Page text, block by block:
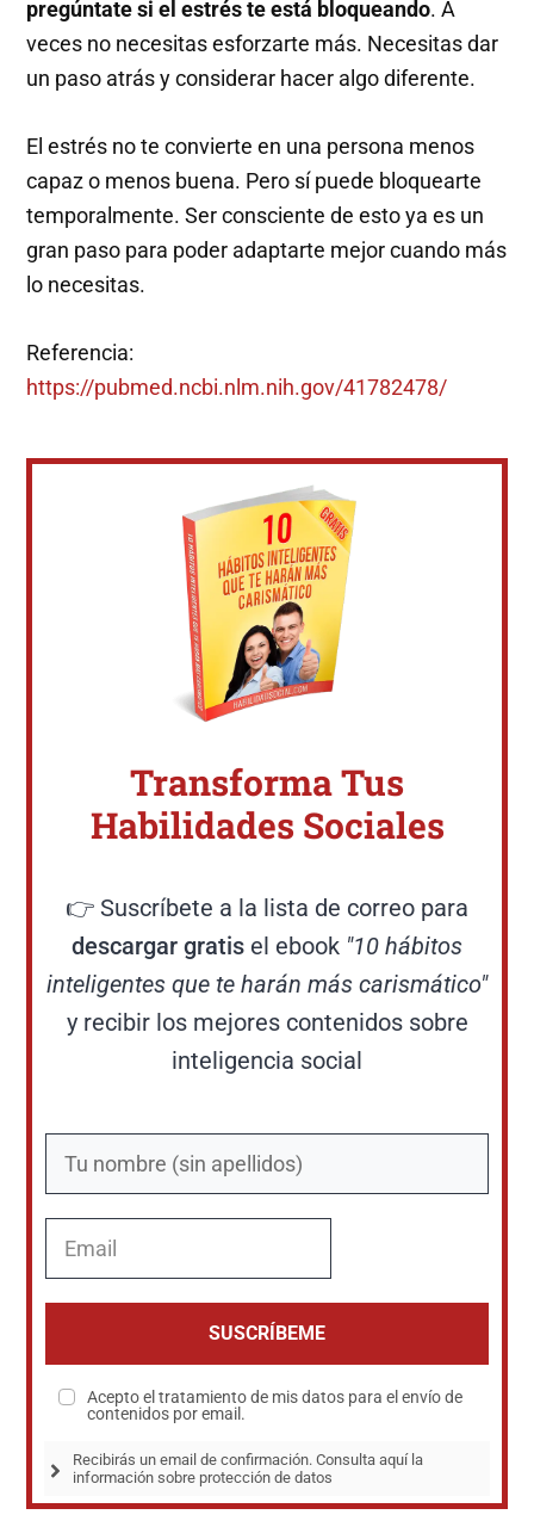
pregúntate si el estrés te está bloqueando. A
veces no necesitas esforzarte más. Necesitas dar
un paso atrás y considerar hacer algo diferente.
El estrés no te convierte en una persona menos
capaz o menos buena. Pero sí puede bloquearte
temporalmente. Ser consciente de esto ya es un
gran paso para poder adaptarte mejor cuando más
lo necesitas.
Referencia:
https://pubmed.ncbi.nlm.nih.gov/41782478/
Transforma Tus
Habilidades Sociales
👉 Suscríbete a la lista de correo para
descargar gratis el ebook "10 hábitos
inteligentes que te harán más carismático"
y recibir los mejores contenidos sobre
inteligencia social
SUSCRÍBEME
Acepto el tratamiento de mis datos para el envío de
contenidos por email.
Recibirás un email de confirmación. Consulta aquí la
información sobre protección de datos